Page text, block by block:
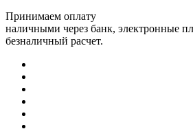
Принимаем оплату
наличными через банк, электронные
безналичный расчет.